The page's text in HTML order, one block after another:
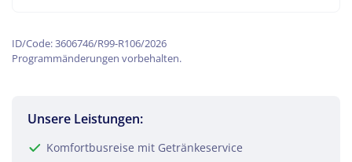
ID/Code: 3606746/R99-R106/2026
Programmänderungen vorbehalten.
Unsere Leistungen:
Komfortbusreise mit Getränkeservice